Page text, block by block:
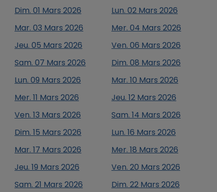
Dim. 01 Mars 2026 Lun. 02 Mars 2026
Mar. 03 Mars 2026 Mer. 04 Mars 2026
Jeu. 05 Mars 2026 Ven. 06 Mars 2026
Sam. 07 Mars 2026 Dim. 08 Mars 2026
Lun. 09 Mars 2026 Mar. 10 Mars 2026
Mer. 11 Mars 2026 Jeu. 12 Mars 2026
Ven. 13 Mars 2026 Sam. 14 Mars 2026
Dim. 15 Mars 2026 Lun. 16 Mars 2026
Mar. 17 Mars 2026 Mer. 18 Mars 2026
Jeu. 19 Mars 2026 Ven. 20 Mars 2026
Sam. 21 Mars 2026 Dim. 22 Mars 2026